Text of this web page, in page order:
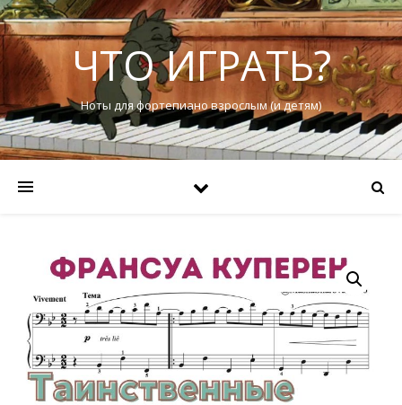
ЧТО ИГРАТЬ?
Ноты для фортепиано взрослым (и детям)